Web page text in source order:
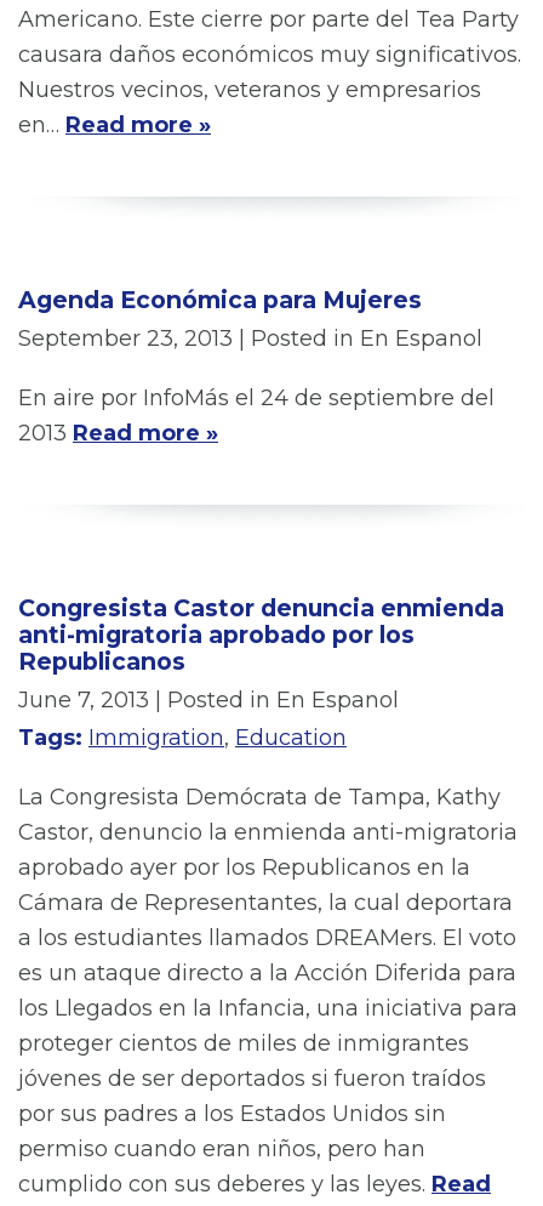
Americano. Este cierre por parte del Tea Party
causara daños económicos muy significativos.
Nuestros vecinos, veteranos y empresarios
en… Read more »
Agenda Económica para Mujeres
September 23, 2013 | Posted in En Espanol
En aire por InfoMás el 24 de septiembre del
2013 Read more »
Congresista Castor denuncia enmienda
anti-migratoria aprobado por los
Republicanos
June 7, 2013
| Posted in En Espanol
Tags: Immigration, Education
La Congresista Demócrata de Tampa, Kathy
Castor, denuncio la enmienda anti-migratoria
aprobado ayer por los Republicanos en la
Cámara de Representantes, la cual deportara
a los estudiantes llamados DREAMers. El voto
es un ataque directo a la Acción Diferida para
los Llegados en la Infancia, una iniciativa para
proteger cientos de miles de inmigrantes
jóvenes de ser deportados si fueron traídos
por sus padres a los Estados Unidos sin
permiso cuando eran niños, pero han
cumplido con sus deberes y las leyes. Read